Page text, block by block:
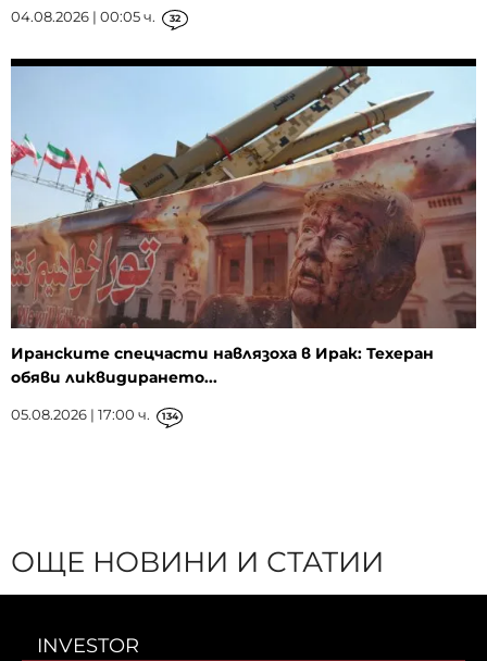
04.08.2026 | 00:05 ч. 32
Иранските спецчасти навлязоха в Ирак: Техеран
обяви ликвидирането...
05.08.2026 | 17:00 ч. 134
ОЩЕ НОВИНИ И СТАТИИ
INVESTOR